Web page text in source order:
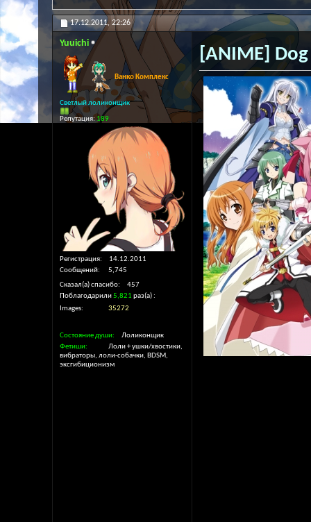
17.12.2011, 22:26
Yuuichi
Ванко Комплекс
Светлый лоликонщик
Репутация:189
Регистрация
14.12.2011
Сообщений
5,745
Сказал(а) спасибо
457
Поблагодарили5,821 раз(а)
Images
35272
Состояние души
Лоликонщик
Фетиши
Лоли + ушки/хвостики,
вибраторы, лоли-собачки, BDSM,
эксгибиционизм
[ANIME]